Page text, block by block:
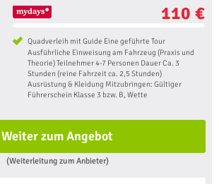
110 €
Quadverleih mit Guide Eine geführte Tour
Ausführliche Einweisung am Fahrzeug (Praxis und
Theorie) Teilnehmer 4-7 Personen Dauer Ca. 3
Stunden (reine Fahrzeit ca. 2,5 Stunden)
Ausrüstung & Kleidung Mitzubringen: Gültiger
Führerschein Klasse 3 bzw. B, Wette
Weiter zum Angebot
(Weiterleitung zum Anbieter)